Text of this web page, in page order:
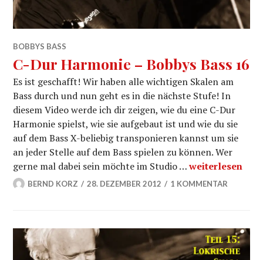
BOBBYS BASS
C-Dur Harmonie – Bobbys Bass 16
Es ist geschafft! Wir haben alle wichtigen Skalen am
Bass durch und nun geht es in die nächste Stufe! In
diesem Video werde ich dir zeigen, wie du eine C-Dur
Harmonie spielst, wie sie aufgebaut ist und wie du sie
auf dem Bass X-beliebig transponieren kannst um sie
an jeder Stelle auf dem Bass spielen zu können. Wer
gerne mal dabei sein möchte im Studio …C-Dur
weiterlesen
BERND KORZ 28. DEZEMBER 2012 1 KOMMENTAR